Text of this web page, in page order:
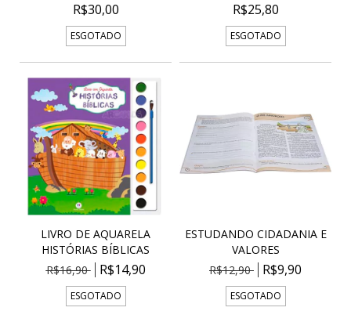
R$30,00
ESGOTADO
R$25,80
ESGOTADO
LIVRO DE AQUARELA
HISTÓRIAS BÍBLICAS
R$16,90
R$14,90
ESGOTADO
ESTUDANDO CIDADANIA E
VALORES
R$12,90
R$9,90
ESGOTADO